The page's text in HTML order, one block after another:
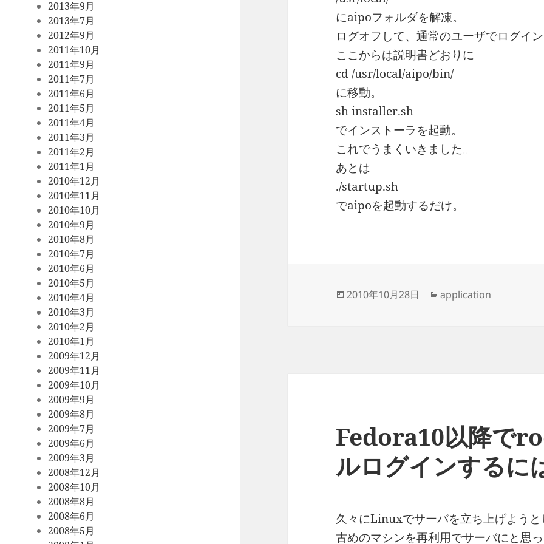
2013年9月
2013年7月
2012年9月
2011年10月
2011年9月
2011年7月
2011年6月
2011年5月
2011年4月
2011年3月
2011年2月
2011年1月
2010年12月
2010年11月
2010年10月
2010年9月
2010年8月
2010年7月
2010年6月
2010年5月
2010年4月
2010年3月
2010年2月
2010年1月
2009年12月
2009年11月
2009年10月
2009年9月
2009年8月
2009年7月
2009年6月
2009年3月
2008年12月
2008年10月
2008年8月
2008年6月
2008年5月
にaipoフォルダを解凍。
ログオフして、通常のユーザでログイ
ここからは説明書どおりに
cd /usr/local/aipo/bin/
に移動。
sh installer.sh
でインストーラを起動。
これでうまくいきました。
あとは
./startup.sh
でaipoを起動するだけ。
投
2010年10月28日
カ
application
Fedora10以降で
ルログインするに
久々にLinuxでサーバを立ち上げよう
古めのマシンを再利用でサーバにと思